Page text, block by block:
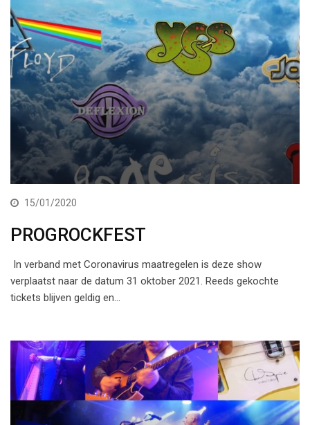
15/01/2020
PROGROCKFEST
In verband met Coronavirus maatregelen is deze show
verplaatst naar de datum 31 oktober 2021. Reeds gekochte
tickets blijven geldig en…